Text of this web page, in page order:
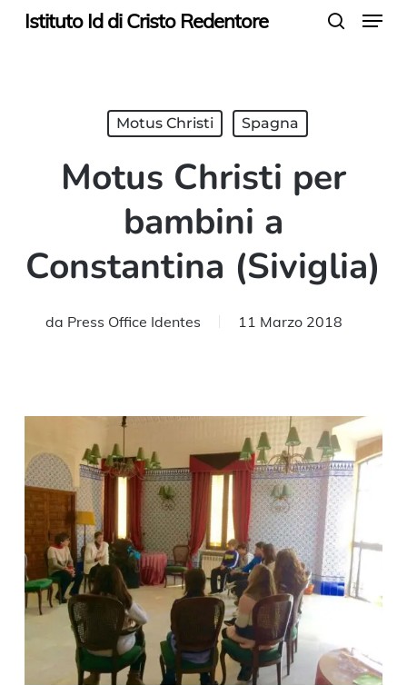
SkipIstituto Id di Cristo Redentore Menu
Motus Christi Spagna
Motus Christi per
bambini a
Constantina (Siviglia)
da Press Office Identes 11 Marzo 2018